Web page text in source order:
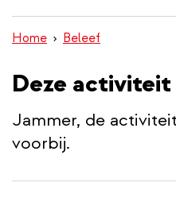
inhoud
gaan
wisselen
Home Beleef
Deze activiteit
Jammer, de
voorbij.